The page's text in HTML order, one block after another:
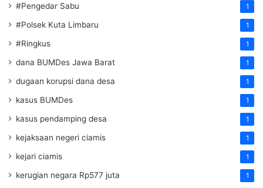
#Pengedar Sabu 1
#Polsek Kuta Limbaru 1
#Ringkus 1
dana BUMDes Jawa Barat 1
dugaan korupsi dana desa 1
kasus BUMDes 1
kasus pendamping desa 1
kejaksaan negeri ciamis 1
kejari ciamis 1
kerugian negara Rp577 juta 1